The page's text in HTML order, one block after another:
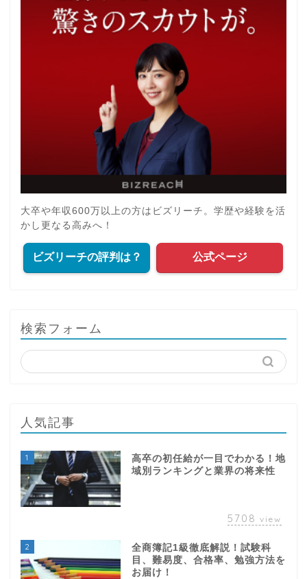
大卒や年収600万以上の方はビズリーチ。学歴や経験を活
かし更なる高みへ！
ビズリーチの評判は？ 公式ページ
検索フォーム
人気記事
1
高卒の初任給が一目でわかる！地
域別ランキングと業界の将来性
5708 view
2
全商簿記1級徹底解説！試験科
目、難易度、合格率、勉強方法を
お届け！